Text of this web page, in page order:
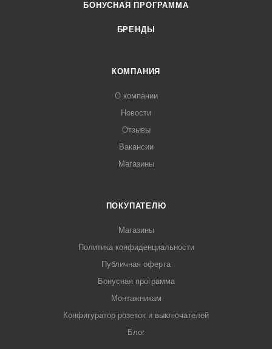
БОНУСНАЯ ПРОГРАММА
БРЕНДЫ
КОМПАНИЯ
О компании
Новости
Отзывы
Вакансии
Магазины
ПОКУПАТЕЛЮ
Магазины
Политика конфиденциальности
Публичная оферта
Бонусная программа
Монтажникам
Конфигуратор розеток и выключателей
Блог